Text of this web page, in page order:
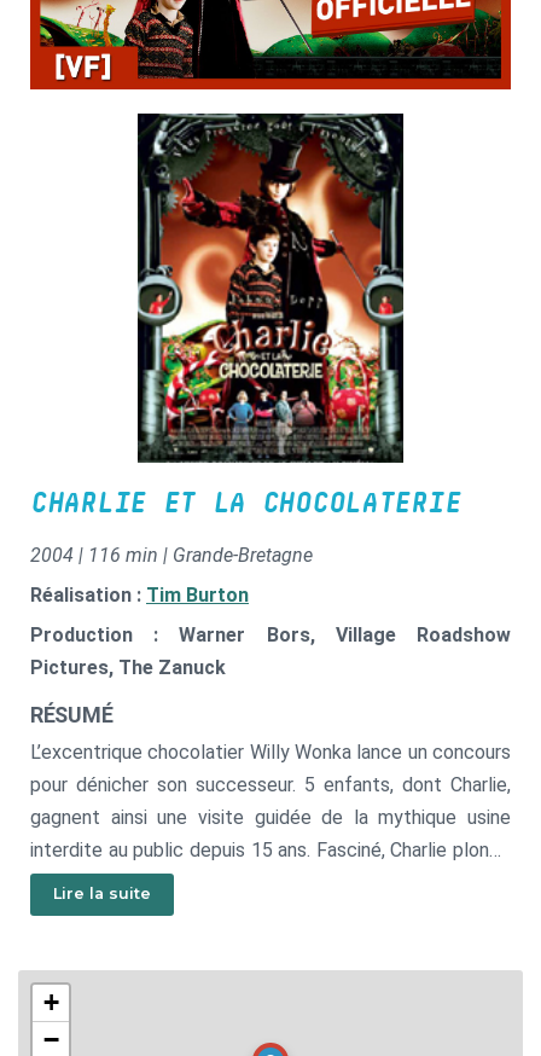
CHARLIE ET LA CHOCOLATERIE
2004 | 116 min | Grande-Bretagne
Réalisation : Tim Burton
Production : Warner Bors, Village Roadshow
Pictures, The Zanuck
RÉSUMÉ
L’excentrique chocolatier Willy Wonka lance un concours
pour dénicher son successeur. 5 enfants, dont Charlie,
gagnent ainsi une visite guidée de la mythique usine
interdite au public depuis 15 ans. Fasciné, Charlie plonge
dans le monde fantastique de Wonka et nous entraîne
dans une histoire émouvante et hors du commun.
Lire la suite
+
−